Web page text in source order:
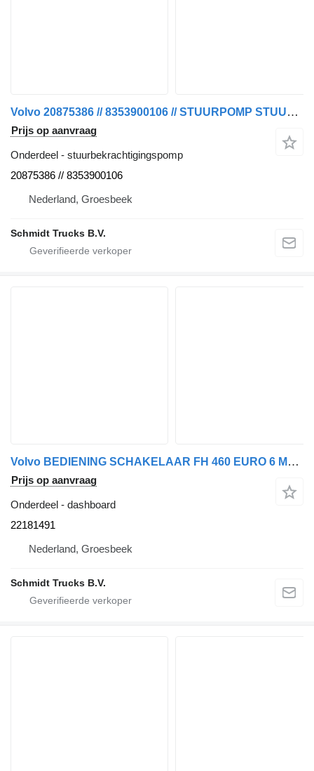
Volvo 20875386 // 8353900106 // STUURPOMP STUURAS FH 460 EURO 6 MODEL stuurbekrachtigingspomp voor vrachtwagen
Prijs op aanvraag
Onderdeel - stuurbekrachtigingspomp
20875386 // 8353900106
Nederland, Groesbeek
Schmidt Trucks B.V.
Volvo BEDIENING SCHAKELAAR FH 460 EURO 6 MODEL 2018 22181491 dashboard voor vrachtwagen
Prijs op aanvraag
Onderdeel - dashboard
22181491
Nederland, Groesbeek
Schmidt Trucks B.V.